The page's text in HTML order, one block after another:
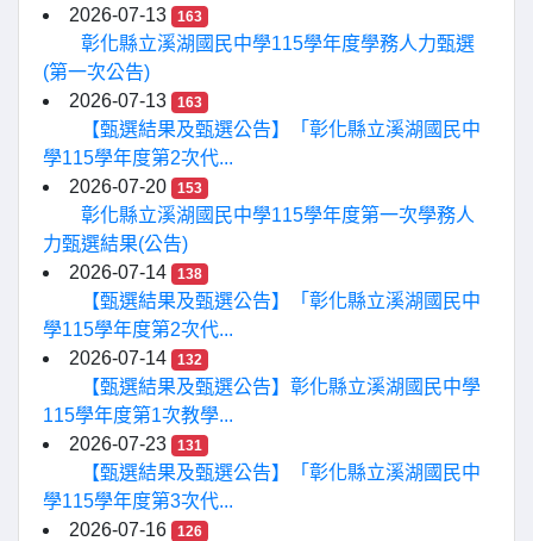
2026-07-13
163
彰化縣立溪湖國民中學115學年度學務人力甄選
(第一次公告)
2026-07-13
163
【甄選結果及甄選公告】「彰化縣立溪湖國民中
學115學年度第2次代...
2026-07-20
153
彰化縣立溪湖國民中學115學年度第一次學務人
力甄選結果(公告)
2026-07-14
138
【甄選結果及甄選公告】「彰化縣立溪湖國民中
學115學年度第2次代...
2026-07-14
132
【甄選結果及甄選公告】彰化縣立溪湖國民中學
115學年度第1次教學...
2026-07-23
131
【甄選結果及甄選公告】「彰化縣立溪湖國民中
學115學年度第3次代...
2026-07-16
126